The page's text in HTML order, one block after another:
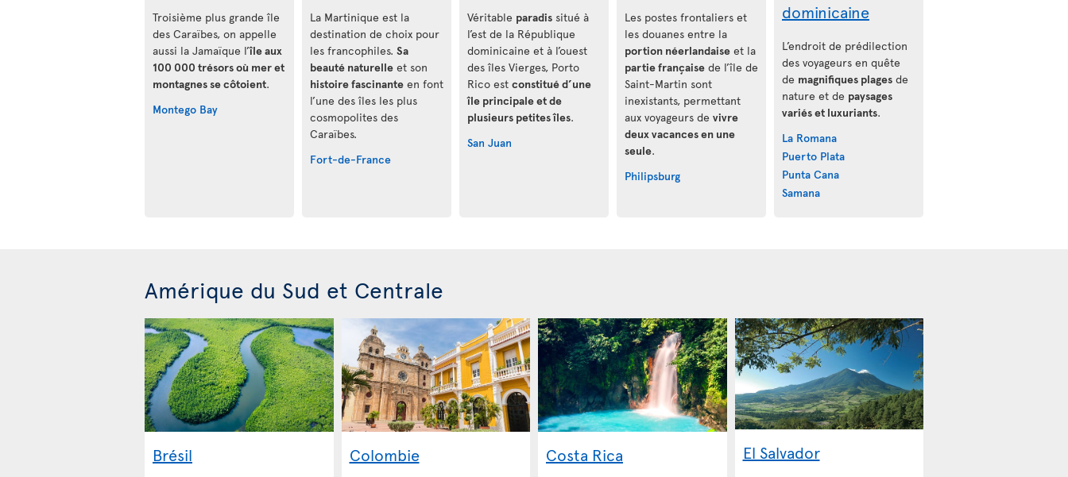
Troisième plus grande île
des Caraïbes, on appelle
aussi la Jamaïque l’île aux
100 000 trésors où mer et
montagnes se côtoient.
Montego Bay
La Martinique est la
destination de choix pour
les francophiles. Sa
beauté naturelle et son
histoire fascinante en font
l’une des îles les plus
cosmopolites des
Caraïbes.
Fort-de-France
Véritable paradis situé à
l’est de la République
dominicaine et à l’ouest
des îles Vierges, Porto
Rico est constitué d’une
île principale et de
plusieurs petites îles.
San Juan
Les postes frontaliers et
les douanes entre la
portion néerlandaise et la
partie française de l’île de
Saint-Martin sont
inexistants, permettant
aux voyageurs de vivre
deux vacances en une
seule.
Philipsburg
dominicaine
L’endroit de prédilection
des voyageurs en quête
de magnifiques plages de
nature et de paysages
variés et luxuriants.
La Romana
Puerto Plata
Punta Cana
Samana
Amérique du Sud et Centrale
Brésil Colombie Costa Rica El Salvador